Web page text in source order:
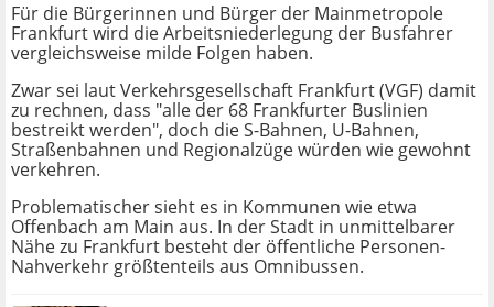
Für die Bürgerinnen und Bürger der Mainmetropole
Frankfurt wird die Arbeitsniederlegung der Busfahrer
vergleichsweise milde Folgen haben.
Zwar sei laut Verkehrsgesellschaft Frankfurt (VGF) damit
zu rechnen, dass "alle der 68 Frankfurter Buslinien
bestreikt werden", doch die S-Bahnen, U-Bahnen,
Straßenbahnen und Regionalzüge würden wie gewohnt
verkehren.
Problematischer sieht es in Kommunen wie etwa
Offenbach am Main aus. In der Stadt in unmittelbarer
Nähe zu Frankfurt besteht der öffentliche Personen-
Nahverkehr größtenteils aus Omnibussen.